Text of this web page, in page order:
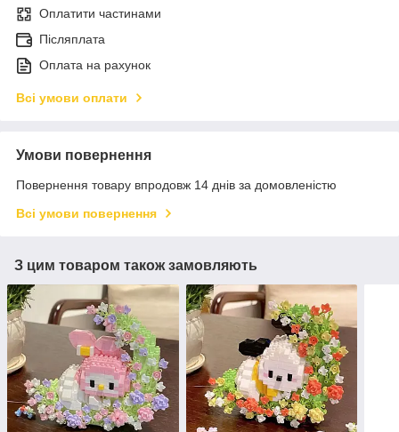
Оплатити частинами
Післяплата
Оплата на рахунок
Всі умови оплати
Умови повернення
Повернення товару впродовж 14 днів за домовленістю
Всі умови повернення
З цим товаром також замовляють